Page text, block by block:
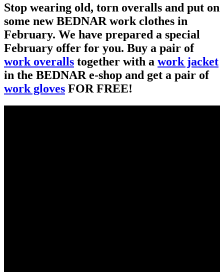
Stop wearing old, torn overalls and put on
some new BEDNAR work clothes in
February. We have prepared a special
February offer for you. Buy a pair of
work overalls together with a work jacket
in the BEDNAR e-shop and get a pair of
work gloves FOR FREE!